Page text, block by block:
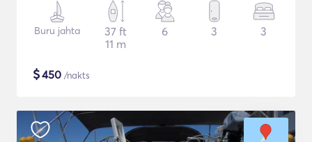
Buru jahta
37 ft
11 m
6 3 3
$450 /nakts